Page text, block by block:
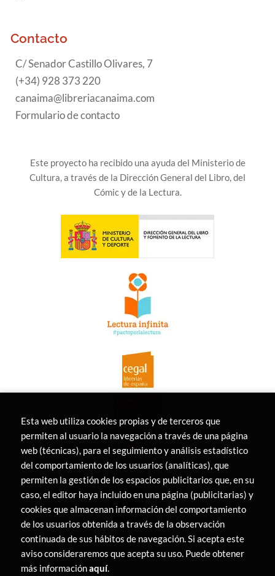
Contacto
C/ Senador Castillo Olivares, 7
(+34) 928 373 220
canaima@libreriacanaima.com
Formulario de contacto
Este proyecto ha recibido una ayuda del Ministerio de
Cultura, a través de la Dirección General del Libro, del
Cómic y de la Lectura.
Esta web utiliza cookies propias y de terceros que
permiten al usuario la navegación a través de una página
web (técnicas), para el seguimiento y análisis estadístico
del comportamiento de los usuarios (analíticas), que
permiten la gestión de los espacios publicitarios que, en su
caso, el editor haya incluido en una página (publicitarias) y
cookies que almacenan información del comportamiento
de los usuarios obtenida a través de la observación
continuada de sus hábitos de navegación. Si acepta este
aviso consideraremos que acepta su uso. Puede obtener
más informaciónaquí.